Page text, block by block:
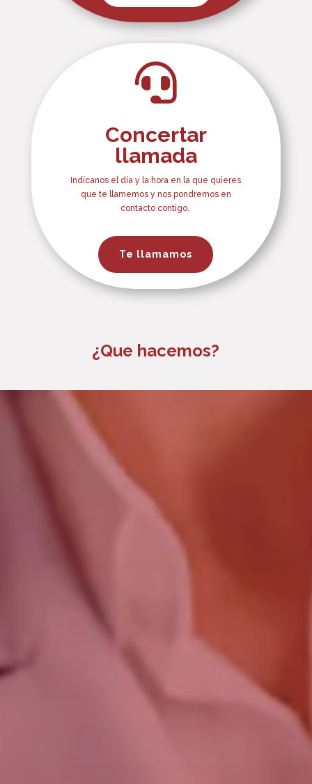

Concertar
llamada
Indícanos el día y la hora en la que quieres
que te llamemos y nos pondremos en
contacto contigo.
Te llamamos
¿Que hacemos?